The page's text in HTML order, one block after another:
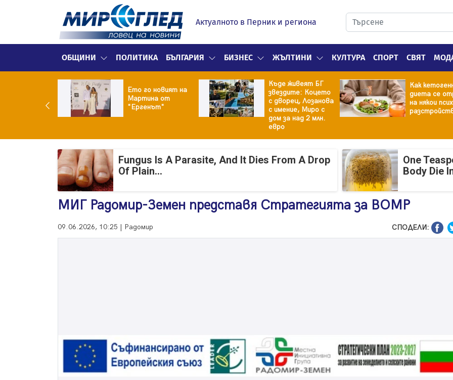
Актуалното в Перник и региона
ОБЩИНИ ПОЛИТИКА БЪЛГАРИЯ БИЗНЕС ЖЪЛТИНИ КУЛТУРА СПОРТ СВЯТ
Ето го новият на
Мартина от
"Ергенът"
Къде живеят БГ
звездите: Коцето
с дворец, Лозанова
с имение, Миро с
дом за над 2 млн.
евро
Как
диета се
на някои
Fungus Is A Parasite, And It Dies From A Drop
Of Plain...
One
Body Die
МИГ Радомир-Земен представя Стратегията за ВОМР
09.06.2026, 10:25 | Радомир СПОДЕЛИ: